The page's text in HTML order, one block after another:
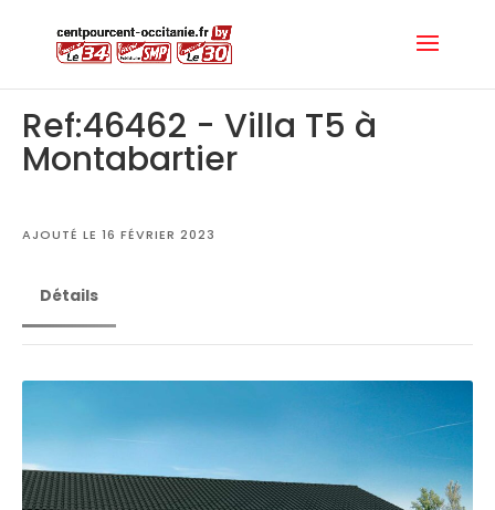
Ref:46462 - Villa T5 à
Montabartier
AJOUTÉ LE 16 FÉVRIER 2023
Détails